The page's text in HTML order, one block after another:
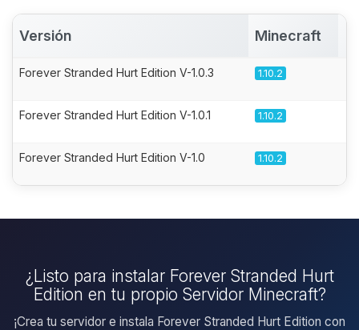
Versión Minecraft
Forever Stranded Hurt Edition V-1.0.3 1.10.2
Forever Stranded Hurt Edition V-1.0.1 1.10.2
Forever Stranded Hurt Edition V-1.0 1.10.2
¿Listo para instalar Forever Stranded Hurt
Edition en tu propio Servidor Minecraft?
¡Crea tu servidor e instala Forever Stranded Hurt Edition con